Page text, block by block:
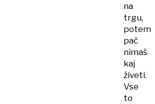
na
trgu,
potem
pač
nimaš
kaj
živeti.
Vse
to